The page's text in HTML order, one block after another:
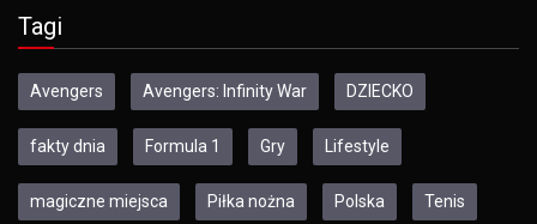
Tagi
Avengers Avengers: Infinity War DZIECKO
fakty dnia Formula 1 Gry Lifestyle
magiczne miejsca Piłka nożna Polska Tenis